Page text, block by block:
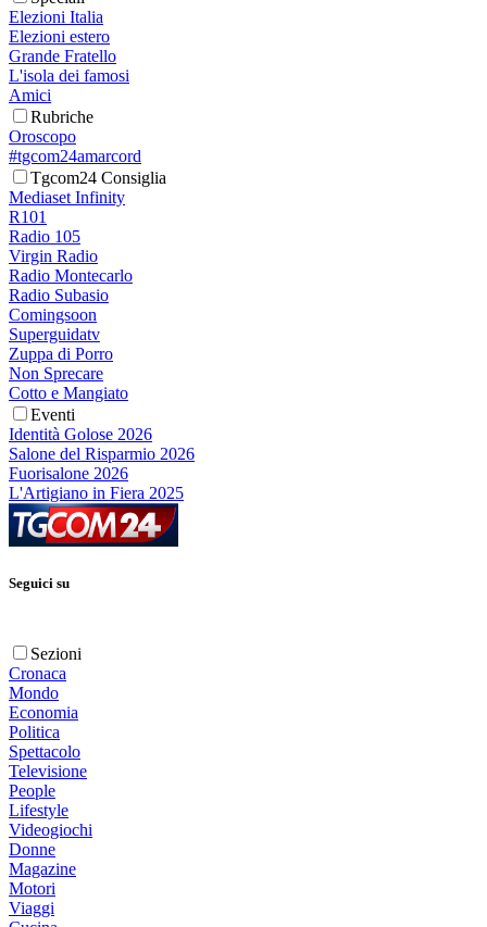
Elezioni Italia
Elezioni estero
Grande Fratello
L'isola dei famosi
Amici
Rubriche
Oroscopo
#tgcom24amarcord
Tgcom24 Consiglia
Mediaset Infinity
R101
Radio 105
Virgin Radio
Radio Montecarlo
Radio Subasio
Comingsoon
Superguidatv
Zuppa di Porro
Non Sprecare
Cotto e Mangiato
Eventi
Identità Golose 2026
Salone del Risparmio 2026
Fuorisalone 2026
L'Artigiano in Fiera 2025
Seguici su
Sezioni
Cronaca
Mondo
Economia
Politica
Spettacolo
Televisione
People
Lifestyle
Videogiochi
Donne
Magazine
Motori
Viaggi